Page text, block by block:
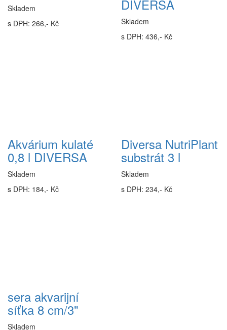
Skladem
s DPH: 266,- Kč
DIVERSA
Skladem
s DPH: 436,- Kč
Akvárium kulaté
0,8 l DIVERSA
Skladem
s DPH: 184,- Kč
Diversa NutriPlant
substrát 3 l
Skladem
s DPH: 234,- Kč
sera akvarijní
síťka 8 cm/3"
Skladem